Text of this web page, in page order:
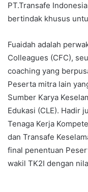
PT.Transafe
bertindak khusus
Fuaidah adalah
Colleagues (CFC),
coaching yang
Peserta mitra lain
Sumber Karya
Edukasi (CLE). Hadir
Tenaga Kerja
dan Transafe
final penentuan
wakil TK2I dengan